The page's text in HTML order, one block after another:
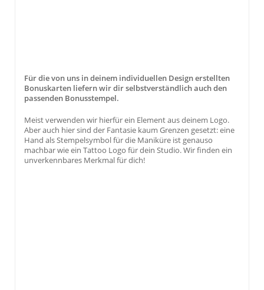
Für die von uns in deinem individuellen Design erstellten
Bonuskarten liefern wir dir selbstverständlich auch den
passenden Bonusstempel.
Meist verwenden wir hierfür ein Element aus deinem Logo.
Aber auch hier sind der Fantasie kaum Grenzen gesetzt: eine
Hand als Stempelsymbol für die Maniküre ist genauso
machbar wie ein Tattoo Logo für dein Studio. Wir finden ein
unverkennbares Merkmal für dich!